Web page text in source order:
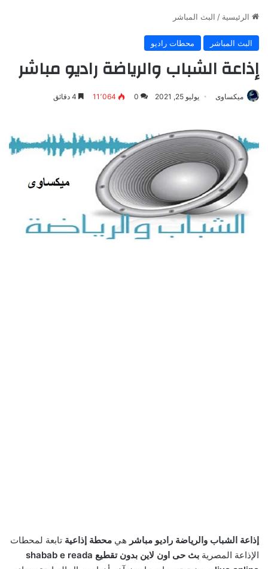
الرئيسية / البث المباشر
البث المباشر محطات راديو
إذاعة الشباب والرياضة راديو مباشر
ميكساوى يوليو 25, 2021 0 11٬064
إذاعة الشباب والرياضة راديو مباشر هي محطة إذاعية تابعة لمحطات
الإذاعة المصرية
بث حى اون لاين بدون تقطيع shabab e reada